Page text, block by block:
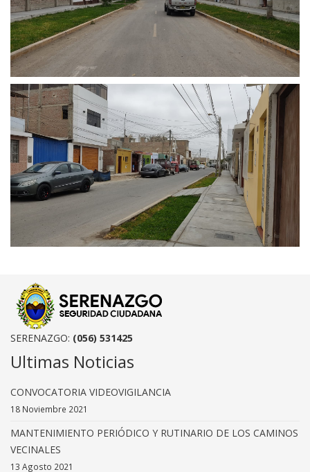
SERENAZGO: (056) 531425
Ultimas Noticias
CONVOCATORIA VIDEOVIGILANCIA
18 Noviembre 2021
MANTENIMIENTO PERIÓDICO Y RUTINARIO DE LOS CAMINOS
VECINALES
13 Agosto 2021